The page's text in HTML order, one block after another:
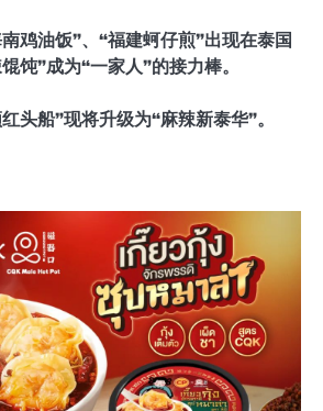
鸡油饭”、“福建蚵仔煎”出现在泰国
饨”成为“一家人”的接力棒。
头船”现将升级为“麻辣新泰华”。